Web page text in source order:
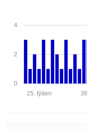
0
2
4
25. týden